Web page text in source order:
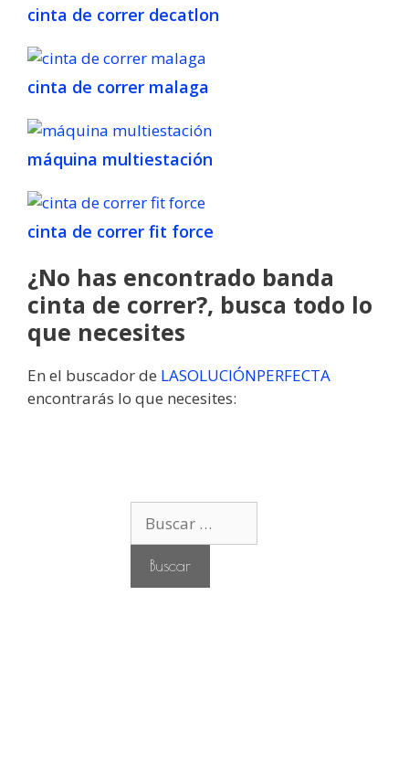
cinta de correr decatlon
cinta de correr malaga
máquina multiestación
cinta de correr fit force
¿No has encontrado banda
cinta de correr?, busca todo lo
que necesites
En el buscador de LASOLUCIÓNPERFECTA
encontrarás lo que necesites: